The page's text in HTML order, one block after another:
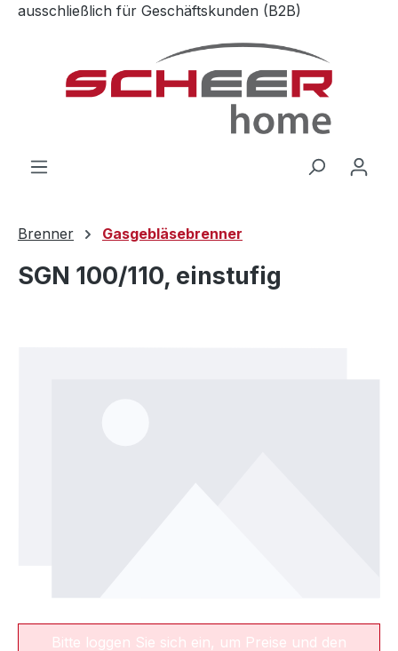
Zum Hauptinhalt springen
ausschließlich für Geschäftskunden (B2B)
Brenner Gasgebläsebrenner
SGN 100/110, einstufig
Bitte loggen Sie sich ein, um Preise und den